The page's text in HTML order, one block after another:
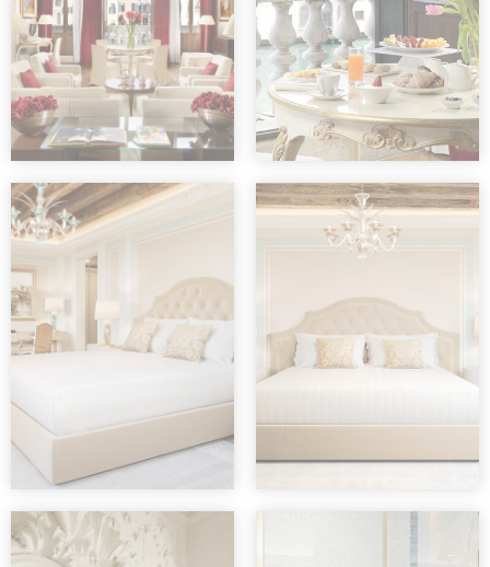
von der Website verwendet werden, um die
Benutzerfreundlichkeit zu verbessern.
Akzeptieren Sie alle Cookies oder wählen
Sie die Kategorien, die Sie zulassen
möchten.
Cookie-Richtlinie
Notwendige Cookies ermöglichen das
ordnungsgemäße Funktionieren der Website,
indem sie grundlegende Funktionen wie die
Anmeldung im privaten Bereich oder die
Navigation auf der Website ermöglichen
Es sind keine Cookies dieser Art
vorhanden.